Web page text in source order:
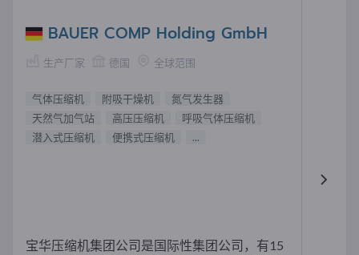
BAUER COMP Holding GmbH
生产厂家 德国 全球范围
气体压缩机 附吸干燥机
氮气发生器
天然气加气站
高压压缩机
呼吸气体压缩机
潜入式压缩机
便携式压缩机 ...
宝华压缩机集团公司是国际性集团公司，有15